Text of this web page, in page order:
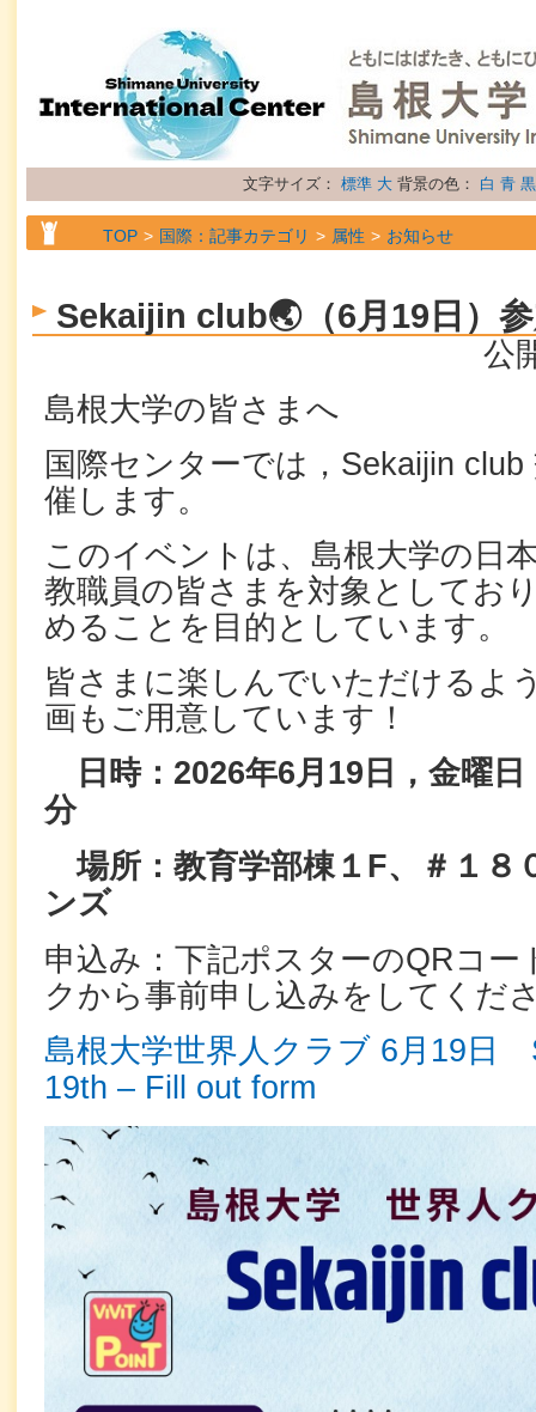
文字サイズ： 標準 大 背景の色： 白 青 黒
TOP 国際：記事カテゴリ 属性 お知らせ
Sekaijin club🌏（6月19日）
公
島根大学の皆さまへ
国際センターでは，Sekaijin
催します。
このイベントは、島根大学の日
教職員の皆さまを対象としてお
めることを目的としています。
皆さまに楽しんでいただけるよ
画もご用意しています！
日時：2026年6月19日，金曜
分
場所：教育学部棟１F、＃１８
ンズ
申込み：下記ポスターのQRコ
クから事前申し込みをしてくだ
島根大学世界人クラブ 6月19日
19th – Fill out form